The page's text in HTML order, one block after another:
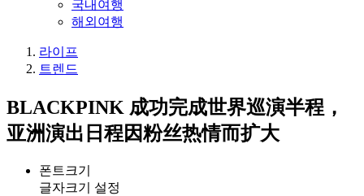
국내여행
해외여행
라이프
트렌드
BLACKPINK 成功完成世界巡演半程，
亚洲演出日程因粉丝热情而扩大
폰트크기
글자크기 설정